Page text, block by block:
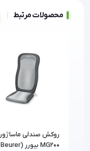
محصولات مرتبط
روکش صندلی ماساژور
MG200 بیورر (Beurer)